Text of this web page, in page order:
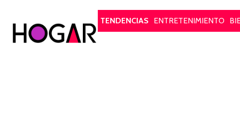
TENDENCIAS
ENTRETENIMIENTO